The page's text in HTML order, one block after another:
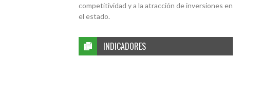
competitividad y a la atracción de inversiones en
el estado.
INDICADORES